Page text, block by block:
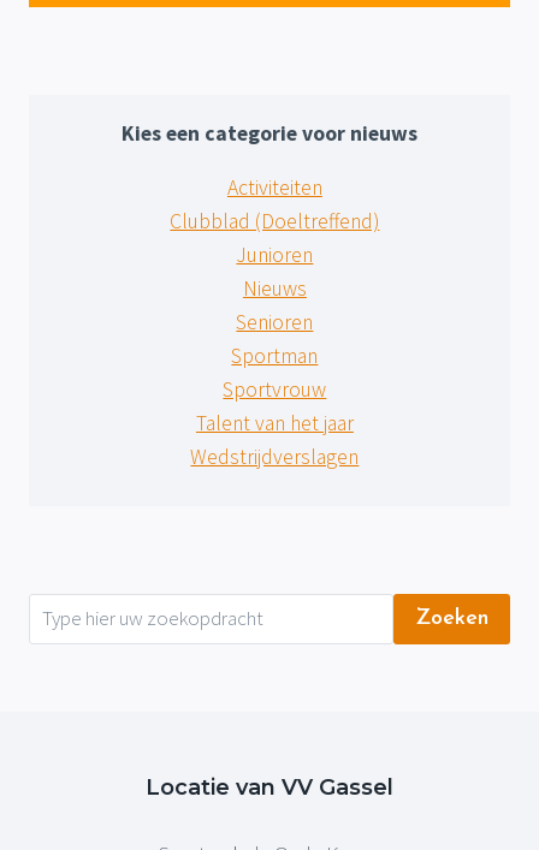
Kies een categorie voor nieuws
Activiteiten
Clubblad (Doeltreffend)
Junioren
Nieuws
Senioren
Sportman
Sportvrouw
Talent van het jaar
Wedstrijdverslagen
Zoeken
Locatie van VV Gassel